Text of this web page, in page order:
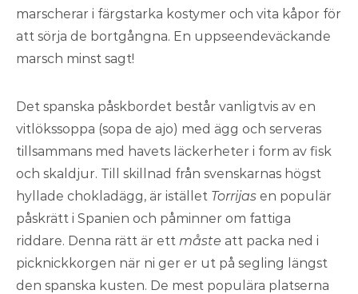
marscherar i färgstarka kostymer och vita kåpor för
att sörja de bortgångna. En uppseendeväckande
marsch minst sagt!
Det spanska påskbordet består vanligtvis av en
vitlökssoppa (sopa de ajo) med ägg och serveras
tillsammans med havets läckerheter i form av fisk
och skaldjur. Till skillnad från svenskarnas högst
hyllade chokladägg, är istället Torrijas en populär
påskrätt i Spanien och påminner om fattiga
riddare. Denna rätt är ett måste att packa ned i
picknickkorgen när ni ger er ut på segling längst
den spanska kusten. De mest populära platserna